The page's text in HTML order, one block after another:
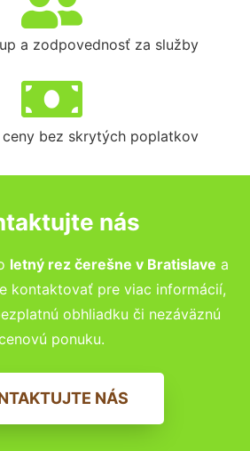
a zodpovednosť za služby
bez skrytých poplatkov
nás
letný rez čerešne v Bratislave a
kontaktovať pre viac informácií,
obhliadku či nezáväznú
ponuku.
NÁS